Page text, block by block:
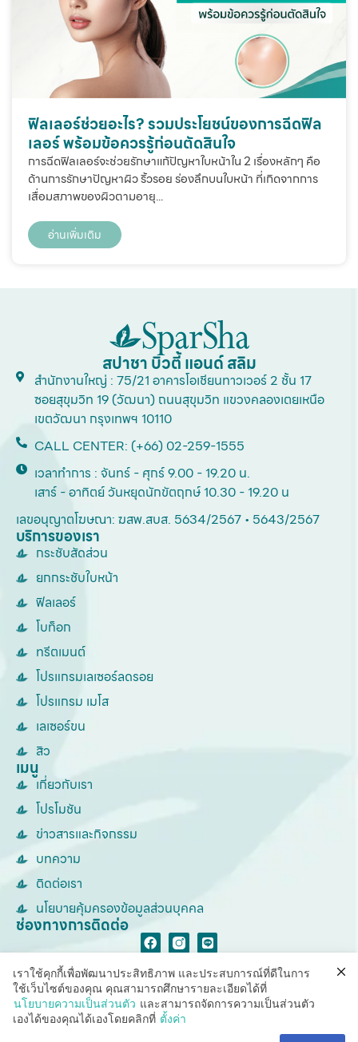
ฟิลเลอร์ช่วยอะไร? รวมประโยชน์ของการฉีดฟิล
เลอร์ พร้อมข้อควรรู้ก่อนตัดสินใจ
การฉีดฟิลเลอร์จะช่วยรักษาแก้ปัญหาใบหน้าใน 2 เรื่องหลักๆ คือ
ด้านการรักษาปัญหาผิว ริ้วรอย ร่องลึกบนใบหน้า ที่เกิดจากการ
เสื่อมสภาพของผิวตามอายุ...
อ่านเพิ่มเติม
สปาชา บิวตี้ แอนด์ สลิม
สำนักงานใหญ่ : 75/21 อาคารโอเชียนทาวเวอร์ 2 ชั้น 17
ซอยสุขุมวิท 19 (วัฒนา) ถนนสุขุมวิท แขวงคลองเตยเหนือ
เขตวัฒนา กรุงเทพฯ 10110
CALL CENTER: (+66) 02-259-1555
เวลาทำการ : จันทร์ - ศุกร์ 9.00 - 19.20 น.
เสาร์ - อาทิตย์ วันหยุดนักขัตฤกษ์ 10.30 - 19.20 น
เลขอนุญาตโฆษณา: ฆสพ.สบส. 5634/2567 • 5643/2567
บริการของเรา
กระชับสัดส่วน
ยกกระชับใบหน้า
ฟิลเลอร์
โบท็อก
ทรีตเมนต์
โปรแกรมเลเซอร์ลดรอย
โปรแกรม เมโส
เลเซอร์ขน
สิว
เมนู
เกี่ยวกับเรา
โปรโมชัน
ข่าวสารและกิจกรรม
บทความ
ติดต่อเรา
นโยบายคุ้มครองข้อมูลส่วนบุคคล
ช่องทางการติดต่อ
© Copyright SparSha Thailand 2026. All rights reserved.
เราใช้คุกกี้เพื่อพัฒนาประสิทธิภาพ และประสบการณ์ที่ดีในการ
ใช้เว็บไซต์ของคุณ คุณสามารถศึกษารายละเอียดได้ที่
นโยบายความเป็นส่วนตัว และสามารถจัดการความเป็นส่วนตัว
เองได้ของคุณได้เองโดยคลิกที่ ตั้งค่า